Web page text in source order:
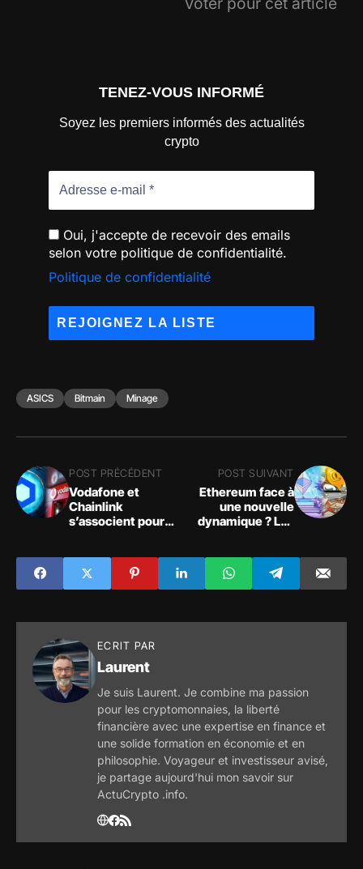
TENEZ-VOUS INFORMÉ
Soyez les premiers informés des actualités
crypto
Oui, j'accepte de recevoir des emails
selon votre politique de confidentialité.
Politique de confidentialité
ASICS Bitmain Minage
POST PRÉCÉDENT
Vodafone et
Chainlink
s’associent pour
POST SUIVANT
Ethereum face à
une nouvelle
dynamique ? Les
The Merge.
ECRIT PAR
Laurent
Je suis Laurent. Je combine ma passion
pour les cryptomonnaies, la liberté
financière avec une expertise en finance et
une solide formation en économie et en
philosophie. Voyageur et investisseur avisé,
je partage aujourd'hui mon savoir sur
ActuCrypto .info.